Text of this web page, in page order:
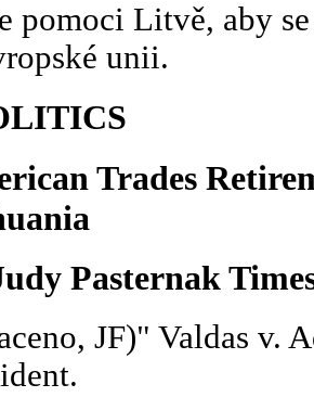
pomoci Litvě, aby
unii.
Trades
Pasternak
JF)" Valdas v.